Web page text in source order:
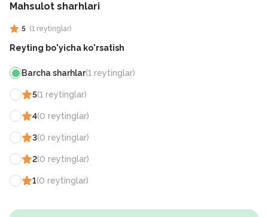
Mahsulot sharhlari
5 (1 reytinglar)
Reyting bo'yicha ko'rsatish
Barcha sharhlar(1 reytinglar)
5(1 reytinglar)
4(0 reytinglar)
3(0 reytinglar)
2(0 reytinglar)
1(0 reytinglar)